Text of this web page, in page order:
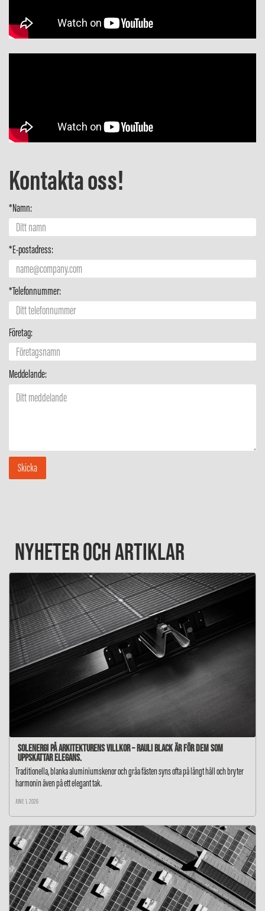
Kontakta oss!
*Namn:
*E-postadress:
*Telefonnummer:
Företag:
Meddelande:
NYHETER OCH ARTIKLAR
Solenergi på arkitekturens villkor – RAULI BLACK är för dem som
uppskattar elegans.
Traditionella, blanka aluminiumskenor och gråa fästen syns ofta på långt håll och bryter
harmonin även på ett elegant tak.
JUNE 1, 2026